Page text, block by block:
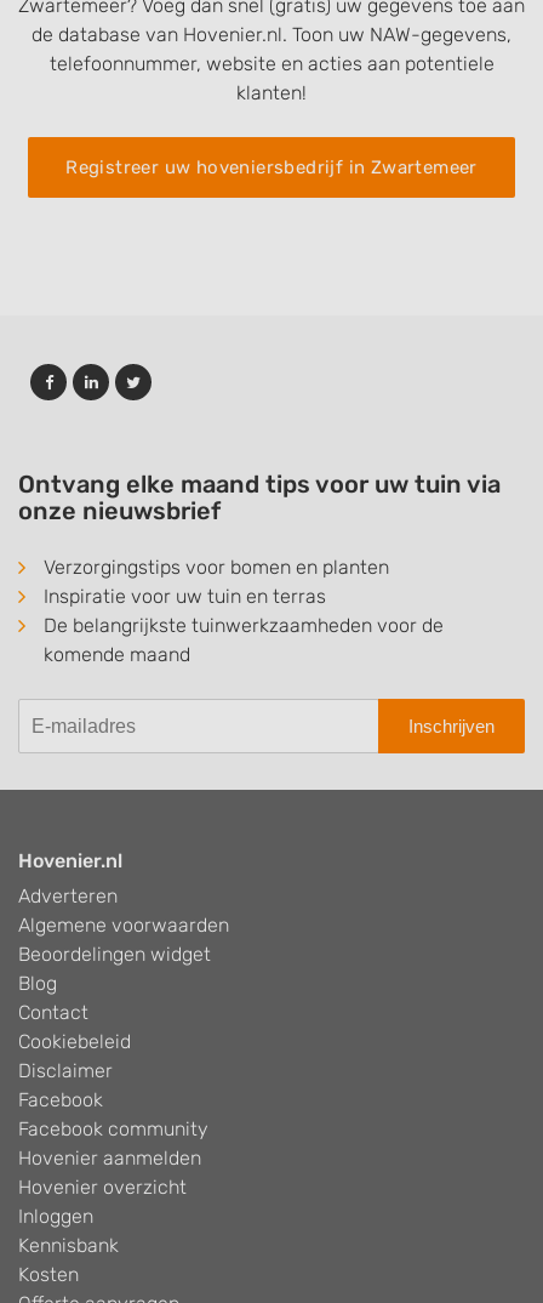
Zwartemeer? Voeg dan snel (gratis) uw gegevens toe aan
de database van Hovenier.nl. Toon uw NAW-gegevens,
telefoonnummer, website en acties aan potentiele
klanten!
Registreer uw hoveniersbedrijf in Zwartemeer
Ontvang elke maand tips voor uw tuin via
onze nieuwsbrief
Verzorgingstips voor bomen en planten
Inspiratie voor uw tuin en terras
De belangrijkste tuinwerkzaamheden voor de
komende maand
Inschrijven
Hovenier.nl
Adverteren
Algemene voorwaarden
Beoordelingen widget
Blog
Contact
Cookiebeleid
Disclaimer
Facebook
Facebook community
Hovenier aanmelden
Hovenier overzicht
Inloggen
Kennisbank
Kosten